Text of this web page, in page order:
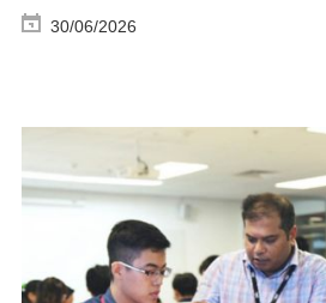
30/06/2026